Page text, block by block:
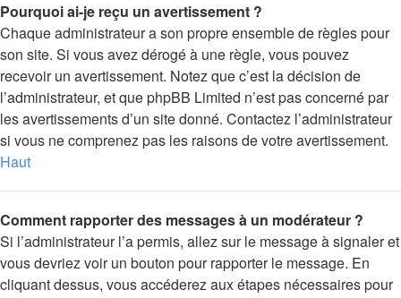
Pourquoi ai-je reçu un avertissement ?
Chaque administrateur a son propre ensemble de règles pour
son site. Si vous avez dérogé à une règle, vous pouvez
recevoir un avertissement. Notez que c’est la décision de
l’administrateur, et que phpBB Limited n’est pas concerné par
les avertissements d’un site donné. Contactez l’administrateur
si vous ne comprenez pas les raisons de votre avertissement.
Haut
Comment rapporter des messages à un modérateur ?
Si l’administrateur l’a permis, allez sur le message à signaler et
vous devriez voir un bouton pour rapporter le message. En
cliquant dessus, vous accéderez aux étapes nécessaires pour